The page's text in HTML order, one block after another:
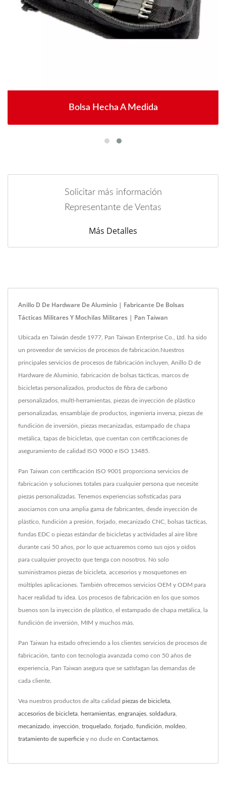
Bolsa Hecha A Medida
Solicitar más información
Representante de Ventas
Más Detalles
Anillo D De Hardware De Aluminio | Fabricante De Bolsas
Tácticas Militares Y Mochilas Militares | Pan Taiwan
Ubicada en Taiwán desde 1977, Pan Taiwan Enterprise Co., Ltd. ha sido
un proveedor de servicios de procesos de fabricación.Nuestros
principales servicios de procesos de fabricación incluyen, Anillo D de
Hardware de Aluminio, fabricación de bolsas tácticas, marcos de
bicicletas personalizados, productos de fibra de carbono
personalizados, multi-herramientas, piezas de inyección de plástico
personalizadas, ensamblaje de productos, ingeniería inversa, piezas de
fundición de inversión, piezas mecanizadas, estampado de chapa
metálica, tapas de bicicletas, que cuentan con certificaciones de
aseguramiento de calidad ISO 9000 e ISO 13485.
Pan Taiwan con certificación ISO 9001 proporciona servicios de
fabricación y soluciones totales para cualquier persona que necesite
piezas personalizadas. Tenemos experiencias sofisticadas para
asociarnos con una amplia gama de fabricantes, desde inyección de
plástico, fundición a presión, forjado, mecanizado CNC, bolsas tácticas,
fundas EDC o piezas estándar de bicicletas y actividades al aire libre
durante casi 50 años, por lo que actuaremos como sus ojos y oídos
para cualquier proyecto que tenga con nosotros. No solo
suministramos piezas de bicicleta, accesorios y mosquetones en
múltiples aplicaciones. También ofrecemos servicios OEM y ODM para
hacer realidad tu idea. Los procesos de fabricación en los que somos
buenos son la inyección de plástico, el estampado de chapa metálica, la
fundición de inversión, MIM y muchos más.
Pan Taiwan ha estado ofreciendo a los clientes servicios de procesos de
fabricación, tanto con tecnología avanzada como con 50 años de
experiencia, Pan Taiwan asegura que se satisfagan las demandas de
cada cliente.
Vea nuestros productos de alta calidad piezas de bicicleta
accesorios de bicicleta herramientas engranajes soldadura
mecanizado inyección troquelado forjado fundición moldeo
tratamiento de superficie y no dude en Contactarnos